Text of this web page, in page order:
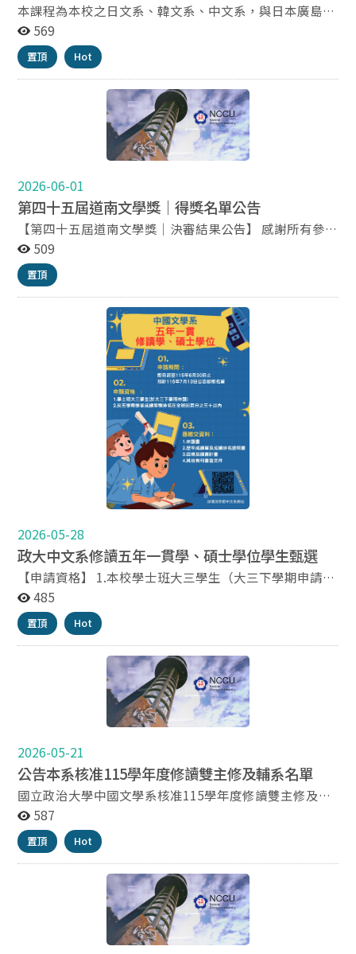
本課程為本校之日文系、韓文系、中文系，與日本廣島大
學綜合科學部、韓國高麗大學 漢文學系以及越南文朗大學
東亞學部，共四國六單位共同合作開設之國際課程。 參
與學生以 本校之日文系、韓文系、中文系同學為主（含學
士班大三以上、碩士班學生），加上日本、韓國以及越
南 之國際學生。繼去年於韓國、廣島進行海外移地教學
後，本課程將前赴越南文朗大學進行移地教學。 密集授
課時間：115年8月17日(一)-115年8月21日(五) 授課地
點：越南文朗大學 使用語言：中文為主、 日語、韓語、
須自行負擔(含機票費、生活費、住宿費) 第一階報名截止
日：115/6/17(三)，視情況延長報名時間 學分數：2學分
※暑期密集授程會開在115-1學期， 於115-1 出國交換的
同學無法獲得學分，請勿選課 ※在本表單報名上課後，即
會由系所進行課程灌檔，同學無須再上系統加選此課 ※碩
士班同學上完本課程後，如要放棄修讀，仍需繳交學分費
※由於此課程為學碩合開，大一大二生無法選修 課程登
記連結：https://forms.gle/7yVwnhp3WjPnC2e89
569
置頂 Hot
2026-06-01
第四十五屆道南文學獎｜得獎名單公告
【第四十五屆道南文學獎｜決審結果公告】 感謝所有參賽
者的投入與創作。本屆作品題材豐富，經評審委員審慎評
選後，決審結果已正式揭曉。 恭喜所有獲獎的創作者，也
感謝每一位參賽者。各組別完整獲獎名單如下： 新詩組
名次 篇名 系級 作者 首獎 刺榴仔 新聞四 鄭孟佳 貳獎 突然
得知父親也寫詩 中碩四 林悅鋒 參獎 校對三部曲 法律二丙
泡男孩Bubble Boy 傳碩四 薛人豪 短篇小說組 名次 篇名
霖 佳作 失語的人 中文碩四 劉明岳
509
置頂
2026-05-28
政大中文系修讀五年一貫學、碩士學位學生甄選
【申請資格】 1.本校學士班大三學生（大三下學期申請）
2.前五學期學業成績累積排名在全班前百分之三十以內
【應繳交資料】 1、申請書 2、歷年成績單及成績排名證
明書 3、自傳及讀書計畫 4、其他有利審查之文件 請將上
述紙本資料繳交至中文系辦公室。 【申請期間】 即日起
至115年6月30日(二)截止申請，8月18日(二)(第一階段初
選)前公告錄取名單。 相關表格文件及辦法請下載附件檔
485
置頂 Hot
2026-05-21
公告本系核准115學年度修讀雙主修及輔系名單
國立政治大學中國文學系核准115學年度修讀雙主修及輔
系名單 【雙主修】共17名 （依系級排序） 111101079
周照 111102019 謝琪 112101057 游瑄 112102054 林
妡 112501037 李界 113103025 廖瑀 113601073 陳億
113601094 陳瑀 114104012 古亞 114204007 吳瑜
114207339 王鈞 114209020 黃芯 114209032 陳忻
114302007 吳榛 114306041 陳均 114510210 游晴
114601162 林婷 【輔系】 共19名（依系級排序）
587
置頂 Hot